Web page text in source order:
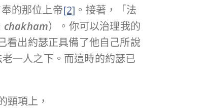
的那位上帝[2] 。接著，「法
chakham）。你可以治理我的
看出約瑟正具備了他自己所說
一人之下。而這時的約瑟已
頸項上，